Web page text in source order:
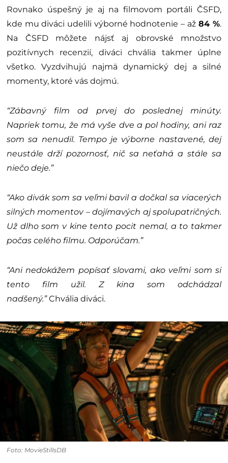
Rovnako úspešný je aj na filmovom portáli ČSFD,
kde mu diváci udelili výborné hodnotenie – až84 %.
Na ČSFD môžete nájsť aj obrovské množstvo
pozitívnych recenzií, diváci chvália takmer úplne
všetko. Vyzdvihujú najmä dynamický dej a silné
momenty, ktoré vás dojmú.
“Zábavný film od prvej do poslednej minúty.
Napriek tomu, že má vyše dve a pol hodiny, ani raz
som sa nenudil. Tempo je výborne nastavené, dej
neustále drží pozornosť, nič sa neťahá a stále sa
niečo deje.”
“Ako divák som sa veľmi bavil a dočkal sa viacerých
silných momentov – dojímavých aj spolupatričných.
Už dlho som v kine tento pocit nemal, a to takmer
počas celého filmu. Odporúčam.”
“Ani nedokážem popísať slovami, ako veľmi som si
tento film užil. Z kina som odchádzal
nadšený.”Chvália diváci.
Foto: MovieStillsDB